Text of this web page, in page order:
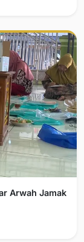
Arwah Jamak